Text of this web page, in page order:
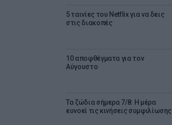
5 ταινίες του Netflix για να δεις
στις διακοπές
10 αποφθέγματα για τον
Αύγουστο
Τα ζώδια σήμερα 7/8: Η μέρα
ευνοεί τις κινήσεις συμφιλίωσης